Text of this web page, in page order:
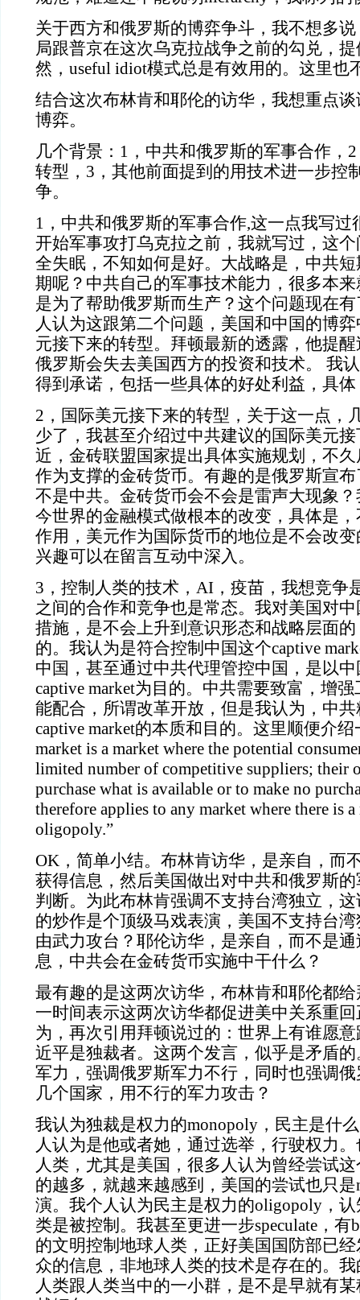
关于西方和俄罗斯的博弈争斗，我不想多
局跟普京在这次乌克拉战争之前的勾兑，
然，useful idiot模式总是有效用的。这里也
结合这次布林肯和耶伦的访华，我想重点
博弈。
几个背景：1，中共和俄罗斯的军事合作，
转型，3，其他前面提到的用技术进一步控
争。
1，中共和俄罗斯的军事合作,这一点我写过
开始军事攻打乌克拉之前，我就写过，这
全失眠，不知如何是好。大战略是，中共
期呢？中共自己的军事技术能力，很多本
是为了帮助俄罗斯而生产？这个问题现在
人认为这跟第二个问题，美国和中国的博
元接下来的转型。拜顿最新的透露，他提
俄罗斯会失去美国西方的投资和技术。 我
得到承诺，包括一些具体的好处利益，具
2，国际美元接下来的转型，关于这一点，
少了，我甚至介绍过中共建议的国际美元
近，金砖联盟国家提出具体实施规划，不
作为支撑的金砖货币。有趣的是俄罗斯宣
不是中共。金砖货币会不会是雷声大现象
今世界的金融模式做根本的改变，具体是
作用，美元作为国际货币的地位是不会改
兴趣可以在留言互动中深入。
3，控制人类的技术，AI，疫苗，我想竞争
之间的合作和竞争也是常态。我对美国对
措施，是不会上升到意识形态和战略层面
的。我认为是符合控制中国这个captive
中国，甚至通过中共代理管控中国，是以
captive market为目的。中共需要致富，增
能配合，所谓改革开放，但是我认为，中
captive market的本质和目的。这里顺便介绍
market is a market where the potential
limited number of competitive suppliers; their
purchase what is available or to make no
therefore applies to any market where there is
oligopoly.”
OK，简单小结。布林肯访华，是亲自，而
获得信息，然后美国做出对中共和俄罗斯
判断。为此布林肯强调不支持台湾独立，
的炒作是个顶级马戏表演，美国不支持台
由武力攻台？耶伦访华，是亲自，而不是
息，中共会在金砖货币实施中干什么？
最有趣的是这两次访华，布林肯和耶伦都
一时间表示这两次访华都促进美中关系重
为，再次引用拜顿说过的：世界上有谁愿
近平是独裁者。这两个发言，似乎是矛盾
军力，强调俄罗斯军力不行，同时也强调
几个国家，用不行的军力攻击？
我认为独裁是权力的monopoly，民主是什
人认为是他或者她，通过选举，行驶权力
人类，尤其是美国，很多人认为曾经尝试
的越多，就越来越感到，美国的尝试也只是
演。我个人认为民主是权力的oligopoly，
类是被控制。我甚至更进一步speculate，有
的文明控制地球人类，正好美国国防部已
众的信息，非地球人类的技术是存在的。
人类跟人类当中的一小群，是不是早就有